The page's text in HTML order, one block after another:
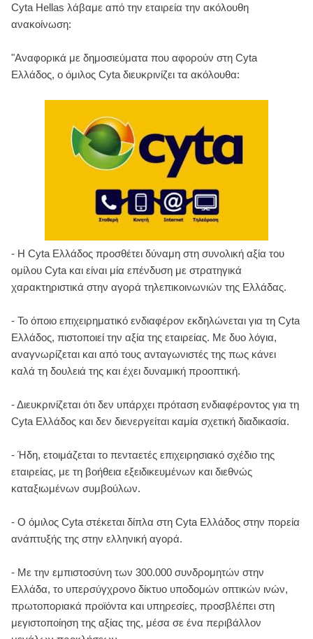
Cyta Hellas λάβαμε από την εταιρεία την ακόλουθη
ανακοίνωση:
"Αναφορικά με δημοσιεύματα που αφορούν στη Cyta
Ελλάδος, ο όμιλος Cyta διευκρινίζει τα ακόλουθα:
- Η Cyta Ελλάδος προσθέτει δύναμη στη συνολική αξία του
ομίλου Cyta και είναι μία επένδυση με στρατηγικά
χαρακτηριστικά στην αγορά τηλεπικοινωνιών της Ελλάδας.
- Το όποιο επιχειρηματικό ενδιαφέρον εκδηλώνεται για τη Cyta
Ελλάδος, πιστοποιεί την αξία της εταιρείας. Με δυο λόγια,
αναγνωρίζεται και από τους ανταγωνιστές της πως κάνει
καλά τη δουλειά της και έχει δυναμική προοπτική.
- Διευκρινίζεται ότι δεν υπάρχει πρόταση ενδιαφέροντος για τη
Cyta Ελλάδος και δεν διενεργείται καμία σχετική διαδικασία.
- Ήδη, ετοιμάζεται το πενταετές επιχειρησιακό σχέδιο της
εταιρείας, με τη βοήθεια εξειδικευμένων και διεθνώς
καταξιωμένων συμβούλων.
- Ο όμιλος Cyta στέκεται δίπλα στη Cyta Ελλάδος στην πορεία
ανάπτυξής της στην ελληνική αγορά.
- Με την εμπιστοσύνη των 300.000 συνδρομητών στην
Ελλάδα, το υπερσύγχρονο δίκτυο υποδομών οπτικών ινών,
πρωτοποριακά προϊόντα και υπηρεσίες, προσβλέπει στη
μεγιστοποίηση της αξίας της, μέσα σε ένα περιβάλλον